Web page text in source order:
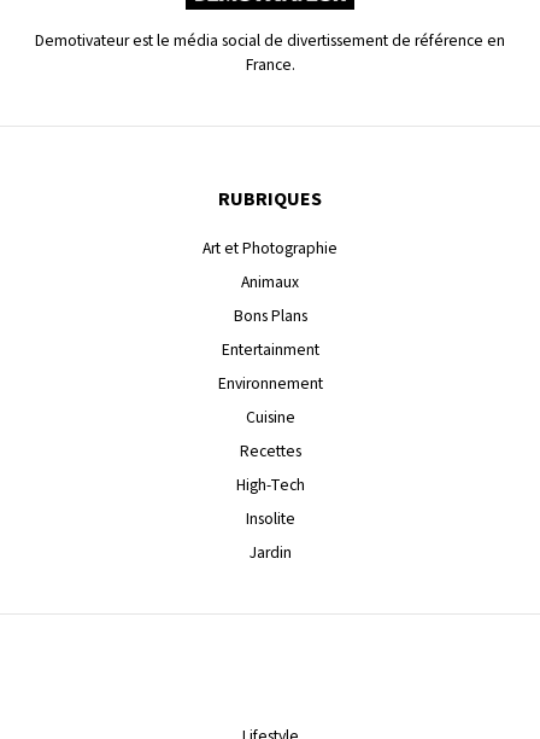
Demotivateur est le média social de divertissement de référence en
France.
RUBRIQUES
Art et Photographie
Animaux
Bons Plans
Entertainment
Environnement
Cuisine
Recettes
High-Tech
Insolite
Jardin